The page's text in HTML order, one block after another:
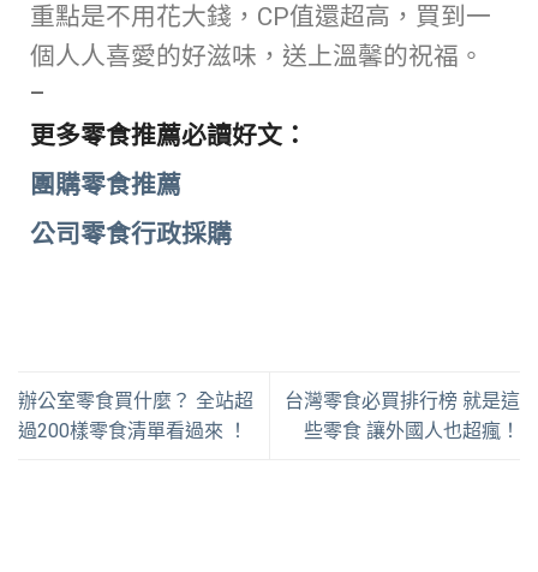
重點是不用花大錢，CP值還超高，買到一
個人人喜愛的好滋味，送上溫馨的祝福。
—
更多零食推薦必讀好文：
團購零食推薦
公司零食行政採購
辦公室零食買什麼？ 全站超
過200樣零食清單看過來 ！
台灣零食必買排行榜 就是這
些零食 讓外國人也超瘋！